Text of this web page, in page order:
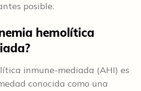
posible.
hemolítica
inmune-mediada (AHI) es
conocida como una